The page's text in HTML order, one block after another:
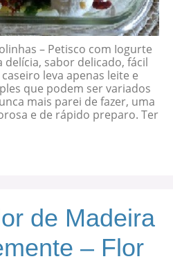
– Petisco com Iogurte
delícia, sabor delicado, fácil
leva apenas leite e
que podem ser variados
mais parei de fazer, uma
e de rápido preparo. Ter
de Madeira
– Flor